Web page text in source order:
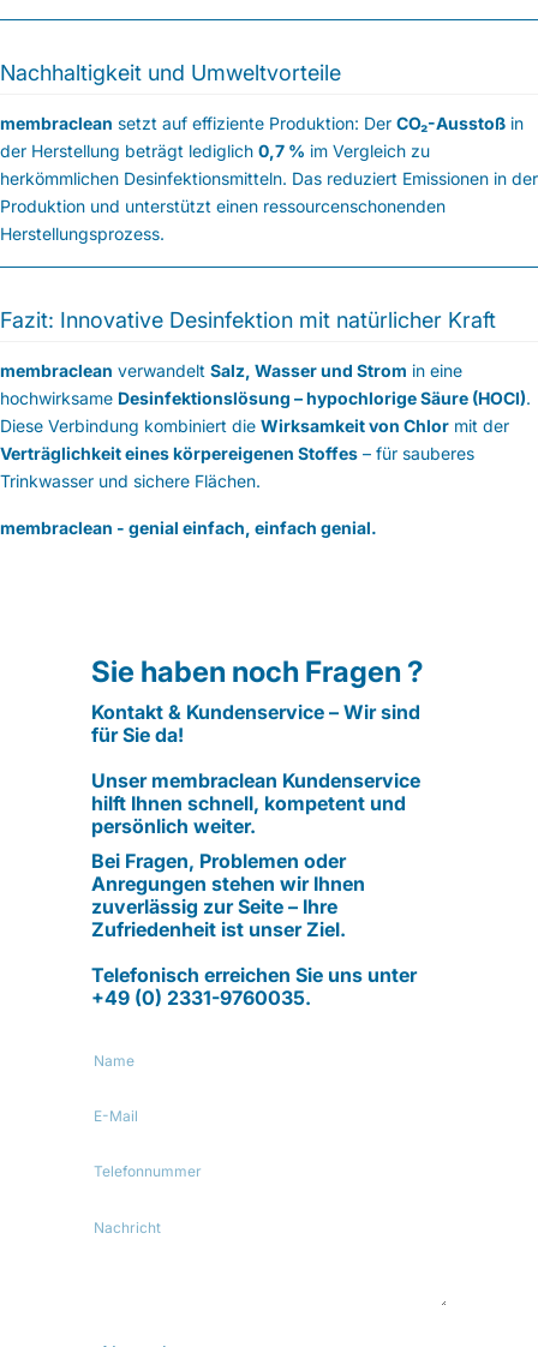
Nachhaltigkeit und Umweltvorteile
membraclean setzt auf effiziente Produktion: Der CO₂-Ausstoß in
der Herstellung beträgt lediglich 0,7 % im Vergleich zu
herkömmlichen Desinfektionsmitteln. Das reduziert Emissionen in der
Produktion und unterstützt einen ressourcenschonenden
Herstellungsprozess.
Fazit: Innovative Desinfektion mit natürlicher Kraft
membraclean verwandelt Salz, Wasser und Strom in eine
hochwirksame Desinfektionslösung – hypochlorige Säure (HOCl).
Diese Verbindung kombiniert die Wirksamkeit von Chlor mit der
Verträglichkeit eines körpereigenen Stoffes – für sauberes
Trinkwasser und sichere Flächen.
membraclean - genial einfach, einfach genial.
Sie haben noch Fragen ?
Kontakt & Kundenservice – Wir sind
für Sie da!
Unser membraclean Kundenservice
hilft Ihnen schnell, kompetent und
persönlich weiter.
Bei Fragen, Problemen oder
Anregungen stehen wir Ihnen
zuverlässig zur Seite – Ihre
Zufriedenheit ist unser Ziel.
Telefonisch erreichen Sie uns unter
+49 (0) 2331-9760035.
Name
E-Mail
Telefonnummer
Nachricht